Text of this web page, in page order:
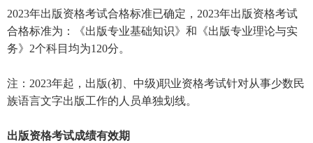
2023年出版资格考试合格标准已确定，2023年出版资格考试
合格标准为：《出版专业基础知识》和《出版专业理论与实
务》2个科目均为120分。
注：2023年起，出版(初、中级)职业资格考试针对从事少数民
族语言文字出版工作的人员单独划线。
出版资格考试成绩有效期